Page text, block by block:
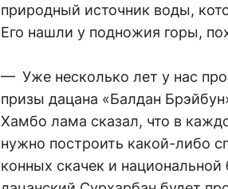
природный источник воды,
Его нашли у подножия горы,
— Уже несколько лет у нас
призы дацана «Балдан
Хамбо лама сказал, что в
нужно построить какой-либо
конных скачек и